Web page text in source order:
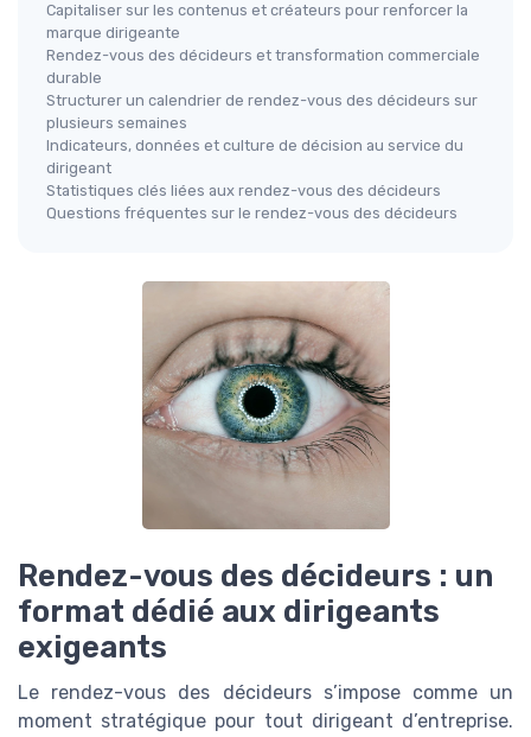
Capitaliser sur les contenus et créateurs pour renforcer la
marque dirigeante
Rendez-vous des décideurs et transformation commerciale
durable
Structurer un calendrier de rendez-vous des décideurs sur
plusieurs semaines
Indicateurs, données et culture de décision au service du
dirigeant
Statistiques clés liées aux rendez-vous des décideurs
Questions fréquentes sur le rendez-vous des décideurs
Rendez-vous des décideurs : un
format dédié aux dirigeants
exigeants
Le rendez-vous des décideurs s’impose comme un
moment stratégique pour tout dirigeant d’entreprise.